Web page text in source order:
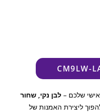
לבן נקי, שחור
ליצירת האמנות של